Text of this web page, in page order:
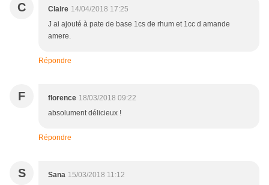
C Claire 14/04/2018 17:25
J ai ajouté à pate de base 1cs de rhum et 1cc d amande
amere.
Répondre
F florence 18/03/2018 09:22
absolument délicieux !
Répondre
S Sana 15/03/2018 11:12